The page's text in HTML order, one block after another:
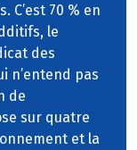
70 % en
le
des
n’entend pas
de
sur quatre
et la